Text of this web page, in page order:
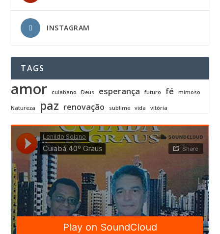
INSTAGRAM
TAGS
amor cuiabano Deus esperança futuro fé mimoso
Natureza paz renovação sublime vida vitória